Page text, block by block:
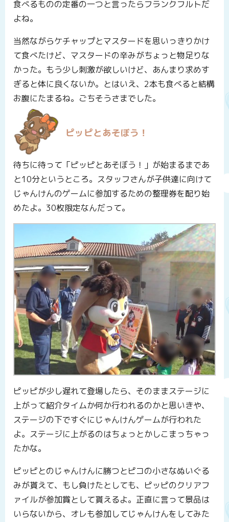
食べるものの定番の一つと言ったらフランクフルトだ
よね。
当然ながらケチャップとマスタードを思いっきりかけ
て食べたけど、マスタードの辛みがちょっと物足りな
かった。もう少し刺激が欲しいけど、あんまり求めす
ぎると体に良くないか。とはいえ、2本も食べると結構
お腹にたまるね。ごちそうさまでした。
ピッピとあそぼう！
待ちに待って「ピッピとあそぼう！」が始まるまであ
と10分というところ。スタッフさんが子供達に向けて
じゃんけんのゲームに参加するための整理券を配り始
めたよ。30枚限定なんだって。
ピッピが少し遅れて登場したら、そのままステージに
上がって紹介タイムか何か行われるのかと思いきや、
ステージの下ですぐにじゃんけんゲームが行われた
よ。ステージに上がるのはちょっとかしこまっちゃっ
たかな。
ピッピとのじゃんけんに勝つとピコの小さなぬいぐる
みが貰えて、もし負けたとしても、ピッピのクリアフ
ァイルが参加賞として貰えるよ。正直に言って景品は
いらないから、オレも参加してじゃんけんをしてみた